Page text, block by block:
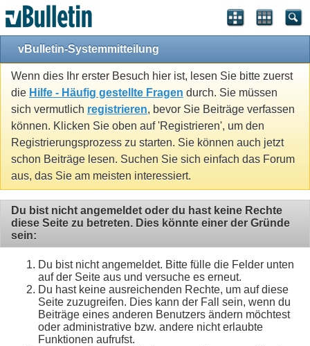
vBulletin-Systemmitteilung
Wenn dies Ihr erster Besuch hier ist, lesen Sie bitte zuerst
die Hilfe - Häufig gestellte Fragen durch. Sie müssen
sich vermutlich registrieren, bevor Sie Beiträge verfassen
können. Klicken Sie oben auf 'Registrieren', um den
Registrierungsprozess zu starten. Sie können auch jetzt
schon Beiträge lesen. Suchen Sie sich einfach das Forum
aus, das Sie am meisten interessiert.
Du bist nicht angemeldet oder du hast keine Rechte
diese Seite zu betreten. Dies könnte einer der Gründe
sein:
Du bist nicht angemeldet. Bitte fülle die Felder unten
auf der Seite aus und versuche es erneut.
Du hast keine ausreichenden Rechte, um auf diese
Seite zuzugreifen. Dies kann der Fall sein, wenn du
Beiträge eines anderen Benutzers ändern möchtest
oder administrative bzw. andere nicht erlaubte
Funktionen aufrufst.